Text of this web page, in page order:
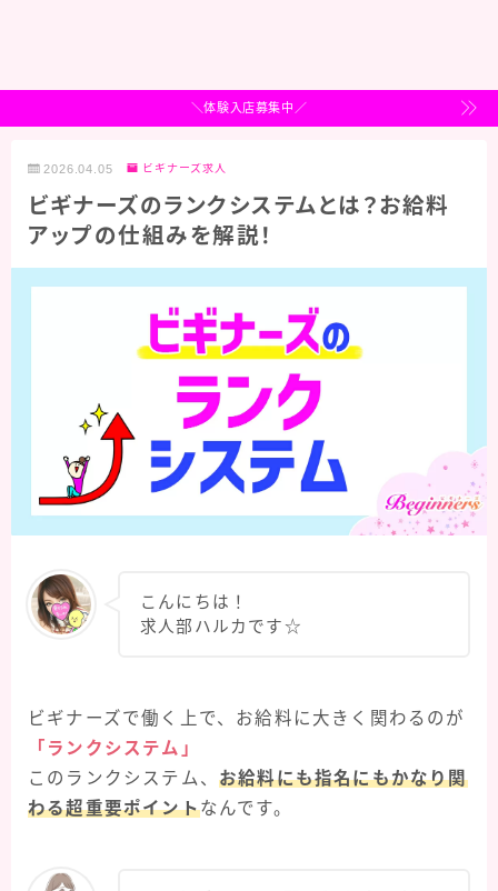
＼体験入店募集中／
2026.04.05 ビギナーズ求人
ビギナーズのランクシステムとは？お給料
アップの仕組みを解説！
こんにちは！
求人部ハルカです☆
ビギナーズで働く上で、お給料に大きく関わるのが
「ランクシステム」
このランクシステム、 お給料にも指名にもかなり関
わる超重要ポイントなんです。